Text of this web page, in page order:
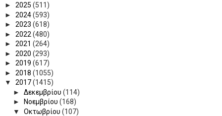
► 2025 (511)
► 2024(593)
► 2023 (618)
► 2022 (480)
► 2021 (264)
► 2020 (293)
► 2019 (617)
► 2018 (1055)
▼ 2017(1415)
► Δεκεμβρίου (114)
►
Νοεμβρίου (168)
▼ Οκτωβρίου (107)